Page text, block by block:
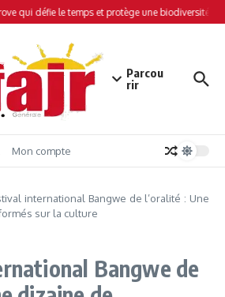
qui défie le temps et protège une biodiversité
Parcou
rir
Mon compte
international Bangwe de l’oralité : Une
sur la culture
Bangwe de